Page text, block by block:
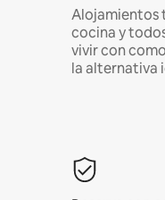
Alojamientos
cocina y
vivir con
la alternativa